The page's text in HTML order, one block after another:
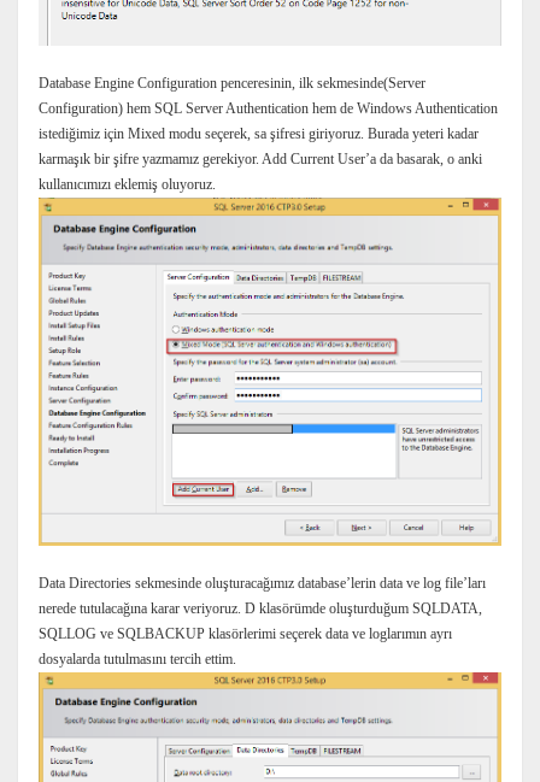
Database Engine Configuration penceresinin, ilk sekmesinde(Server
Configuration) hem SQL Server Authentication hem de Windows Authentication
istediğimiz için Mixed modu seçerek, sa şifresi giriyoruz. Burada yeteri kadar
karmaşık bir şifre yazmamız gerekiyor. Add Current User’a da basarak, o anki
kullanıcımızı eklemiş oluyoruz.
Data Directories sekmesinde oluşturacağımız database’lerin data ve log file’ları
nerede tutulacağına karar veriyoruz. D klasörümde oluşturduğum SQLDATA,
SQLLOG ve SQLBACKUP klasörlerimi seçerek data ve loglarımın ayrı
dosyalarda tutulmasını tercih ettim.